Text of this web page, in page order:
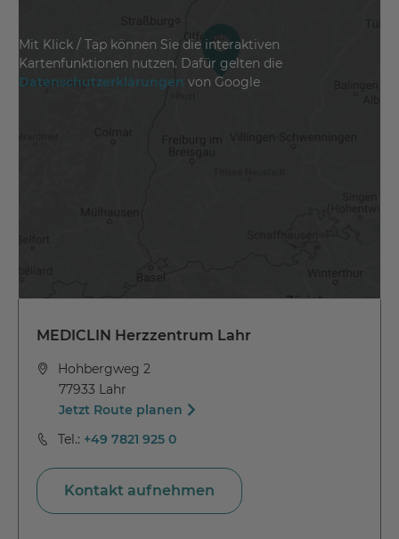
Mit Klick / Tap können Sie die interaktiven
Kartenfunktionen nutzen. Dafür gelten die
Datenschutzerklärungen von Google
MEDICLIN Herzzentrum Lahr
Hohbergweg 2
77933 Lahr
Jetzt Route planen
Tel.: +49 7821 925 0
Kontakt aufnehmen